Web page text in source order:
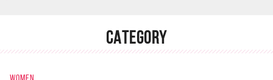
CATEGORY
WOMEN